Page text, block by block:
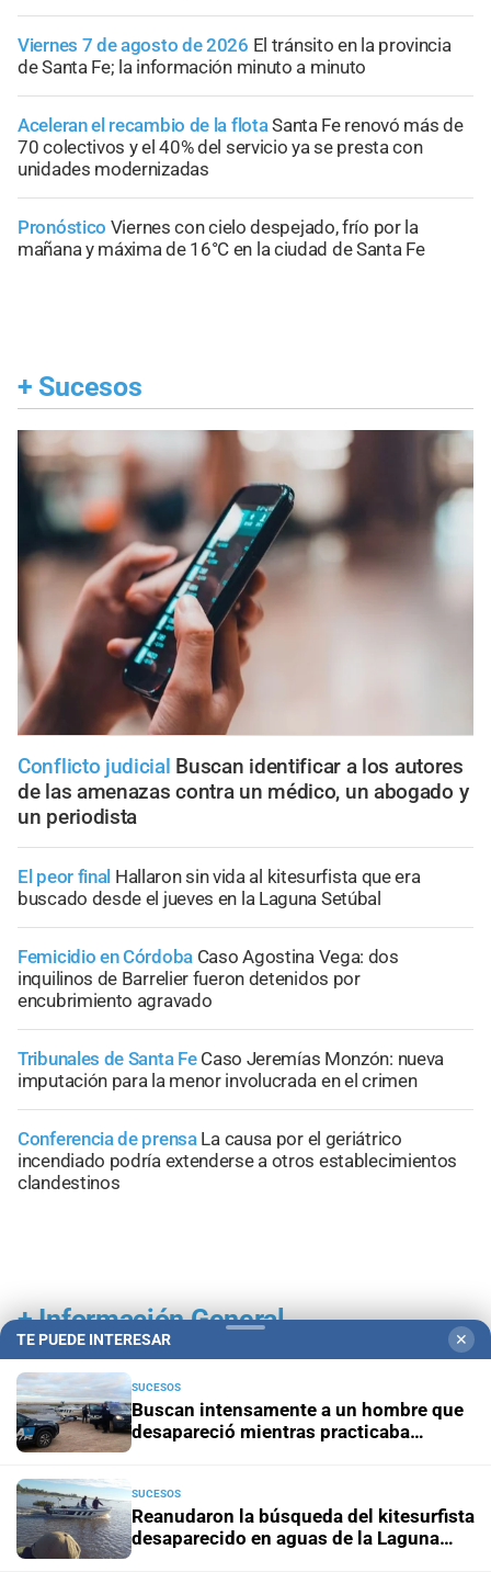
Viernes 7 de agosto de 2026 El tránsito en la provincia
de Santa Fe; la información minuto a minuto
Aceleran el recambio de la flotaSanta Fe renovó más de
70 colectivos y el 40% del servicio ya se presta con
unidades modernizadas
Pronóstico Viernes con cielo despejado, frío por la
mañana y máxima de 16°C en la ciudad de Santa Fe
+ Sucesos
Conflicto judicial Buscan identificar a los autores
de las amenazas contra un médico, un abogado y
un periodista
El peor final Hallaron sin vida al kitesurfista que era
buscado desde el jueves en la Laguna Setúbal
Femicidio en Córdoba Caso Agostina Vega: dos
inquilinos de Barrelier fueron detenidos por
encubrimiento agravado
Tribunales de Santa Fe Caso Jeremías Monzón: nueva
imputación para la menor involucrada en el crimen
Conferencia de prensa La causa por el geriátrico
incendiado podría extenderse a otros establecimientos
clandestinos
+Información General
TE PUEDE INTERESAR ✕
SUCESOS
Buscan intensamente a un hombre que
desapareció mientras practicaba
SUCESOS
Reanudaron la búsqueda del kitesurfista
desaparecido en aguas de la Laguna